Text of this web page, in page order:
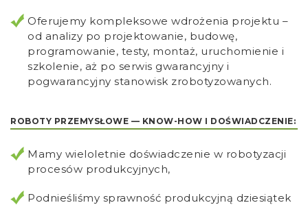
Oferujemy kompleksowe wdrożenia projektu –
od analizy po projektowanie, budowę,
programowanie, testy, montaż, uruchomienie i
szkolenie, aż po serwis gwarancyjny i
pogwarancyjny stanowisk zrobotyzowanych.
ROBOTY PRZEMYSŁOWE — KNOW-HOW I DOŚWIADCZENIE:
Mamy wieloletnie doświadczenie w robotyzacji
procesów produkcyjnych,
Podnieśliśmy sprawność produkcyjną dziesiątek